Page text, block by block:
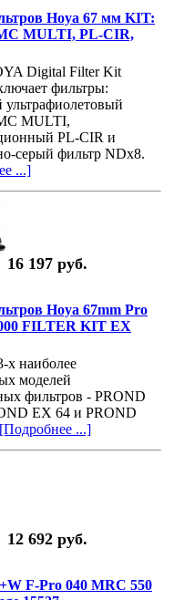
Hoya 67 мм KIT:
MULTI, PL-CIR,
Digital Filter Kit
фильтры:
MULTI,
PL-CIR и
серый фильтр NDx8.
...]
16 197 руб.
Hoya 67mm Pro
FILTER KIT EX
х наиболее
моделей
фильтров - PROND
EX 64 и PROND
[Подробнее ...]
12 692 руб.
F-Pro 040 MRC 550